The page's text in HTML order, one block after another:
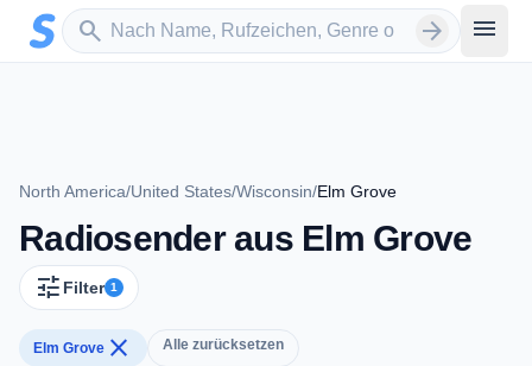
Zum Hauptinhalt springen
search
Sender suchen arrow_forward menu
North America/United States/Wisconsin/Elm Grove
Radiosender aus Elm Grove
tune Filter 1
Elm Grove close Alle zurücksetzen